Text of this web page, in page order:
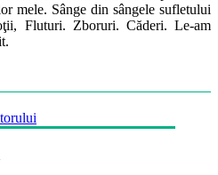
mele. Sânge din sângele sufletului
Fluturi. Zboruri. Căderi. Le-am